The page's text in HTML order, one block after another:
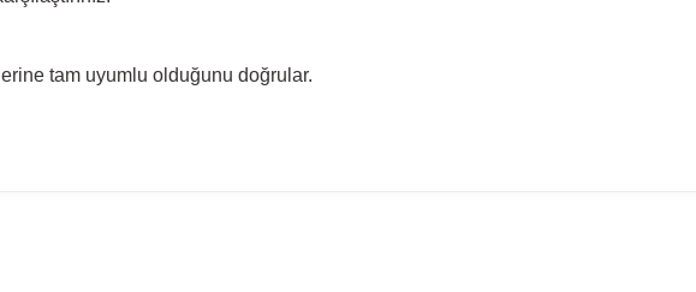
tam uyumlu olduğunu doğrular.